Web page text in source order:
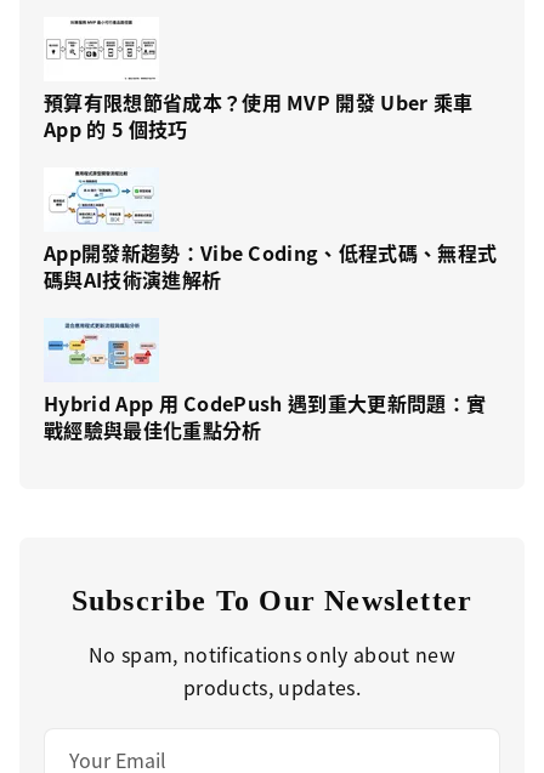
預算有限想節省成本？使用 MVP 開發 Uber 乘車
App 的 5 個技巧
App開發新趨勢：Vibe Coding、低程式碼、無程式
碼與AI技術演進解析
Hybrid App 用 CodePush 遇到重大更新問題：實
戰經驗與最佳化重點分析
Subscribe To Our Newsletter
No spam, notifications only about new
products, updates.